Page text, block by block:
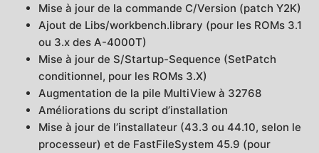
Mise à jour de la commande C/Version (patch Y2K)
Ajout de Libs/workbench.library (pour les ROMs 3.1
ou 3.x des A-4000T)
Mise à jour de S/Startup-Sequence (SetPatch
conditionnel, pour les ROMs 3.X)
Augmentation de la pile MultiView à 32768
Améliorations du script d’installation
Mise à jour de l’installateur (43.3 ou 44.10, selon le
processeur) et de FastFileSystem 45.9 (pour